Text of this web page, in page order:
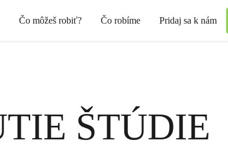
Čo môžeš robiť? Čo robíme Pridaj sa k nám
ŠTÚDIE